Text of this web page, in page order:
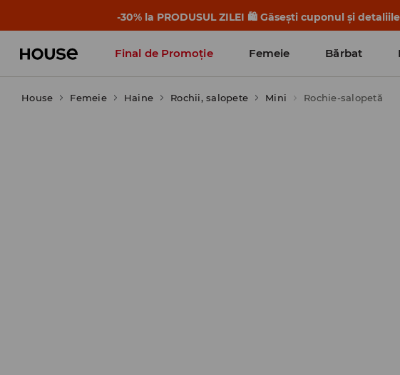
-30% la PRODUSUL ZILEI 🛍️ Găsești cuponul și
Final de Promoție Femeie Bărbat
House Femeie Haine Rochii, salopete Mini Rochie-salopetă